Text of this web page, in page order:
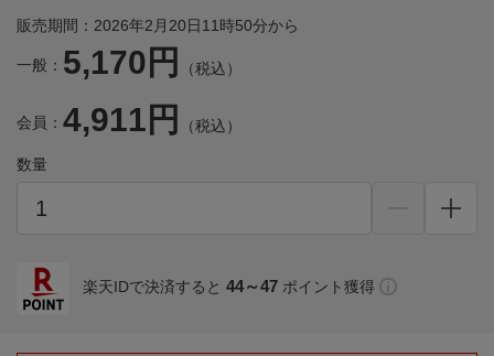
販売期間：2026年2月20日11時50分から
一般： 5,170円 （税込）
会員： 4,911円 （税込）
数量
楽天IDで決済すると 44～47 ポイント獲得